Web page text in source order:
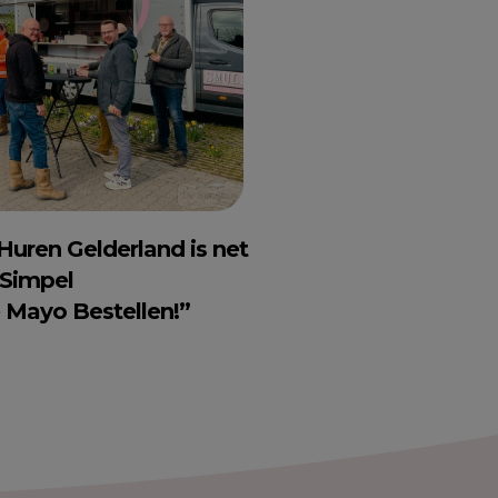
Gelderland is net
Bestellen!”